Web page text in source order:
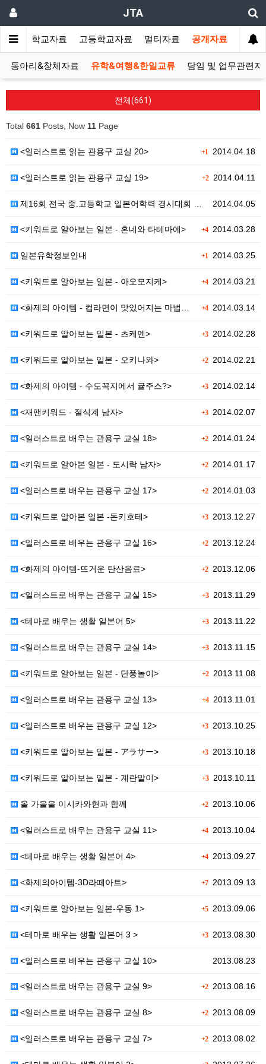
JTA
방 중학교자료 고등학교자료 멀티자료 공개자료
동아리&창체자료 유학&여행&한일교류 담임 및 업무관련자
전체(661)
Total 661 Posts, Now 11 Page
+1 2014.04.18
<일러스트로 읽는 관용구 교실 20>
+22014.04.11
<일러스트로 읽는 관용구 교실 19>
2014.04.05
제16회 전국 중.고등학교 일본어학력 경시대회 안내
+42014.03.28
<키워드로 알아보는 일본 - 혼네와 타테마에>
+1 2014.03.25
일본유학정보안내
+42014.03.21
<키워드로 알아보는 일본 - 아오모지케>
+42014.03.14
<화제의 아이템 - 컵라면이 맛있어지는 마법의 가루>
+32014.02.28
<키워드로 알아보는 일본 - 츠케멘>
+22014.02.21
<키워드로 알아보는 일본 - 오키나와>
+32014.02.14
<화제의 아이템 - 수도꼭지에서 귤주스?>
+32014.02.07
<재팬키워드 - 절식계 남자>
+22014.01.24
<일러스트로 배우는 관용구 교실 18>
+22014.01.17
<키워드로 알아본 일본 - 도시락 남자>
+22014.01.03
<일러스트로 배우는 관용구 교실 17>
+32013.12.27
<키워드로 알아본 일본 -돈키호테>
+22013.12.24
<일러스트로 배우는 관용구 교실 16>
+22013.12.06
<화제의 아이템-뜨거운 탄산음료>
+32013.11.29
<일러스트로 배우는 관용구 교실 15>
+32013.11.22
<테마로 배우는 생활 일본어 5>
+32013.11.15
<일러스트로 배우는 관용구 교실 14>
+22013.11.08
<키워드로 알아보는 일본 - 단풍놀이>
+42013.11.01
<일러스트로 배우는 관용구 교실 13>
+32013.10.25
<일러스트로 배우는 관용구 교실 12>
+32013.10.18
<키워드로 알아보는 일본 - アラサー>
+32013.10.11
<키워드로 알아보는 일본 - 계란말이>
+22013.10.06
올 가을을 이시카와현과 함께
+42013.10.04
<일러스트로 배우는 관용구 교실 11>
+42013.09.27
<테마로 배우는 생활 일본어 4>
+72013.09.13
<화제의아이템-3D라떼아트>
+52013.09.06
<키워드로 알아보는 일본-우동 1>
+32013.08.30
<테마로 배우는 생활 일본어 3 >
2013.08.23
<일러스트로 배우는 관용구 교실 10>
+22013.08.16
<일러스트로 배우는 관용구 교실 9>
+22013.08.09
<일러스트로 배우는 관용구 교실 8>
+22013.08.02
<일러스트로 배우는 관용구 교실 7>